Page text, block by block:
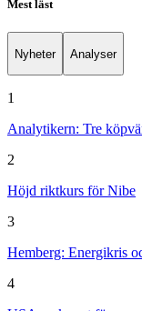
Mest läst
Nyheter Analyser
1
Analytikern: Tre
2
Höjd riktkurs för Nibe
3
Hemberg: Energikris
4